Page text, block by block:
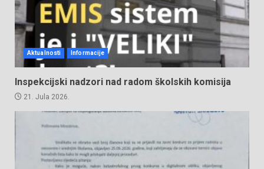
Aktualnosti Informacije
Inspekcijski nadzori nad radom školskih komisija
21. Jula 2026.